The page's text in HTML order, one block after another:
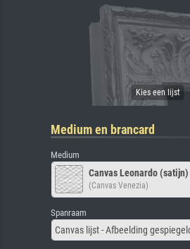
Medium en brancard
Medium
Canvas Leonardo (satijn)
(Canvas Venezia)
Spanraam